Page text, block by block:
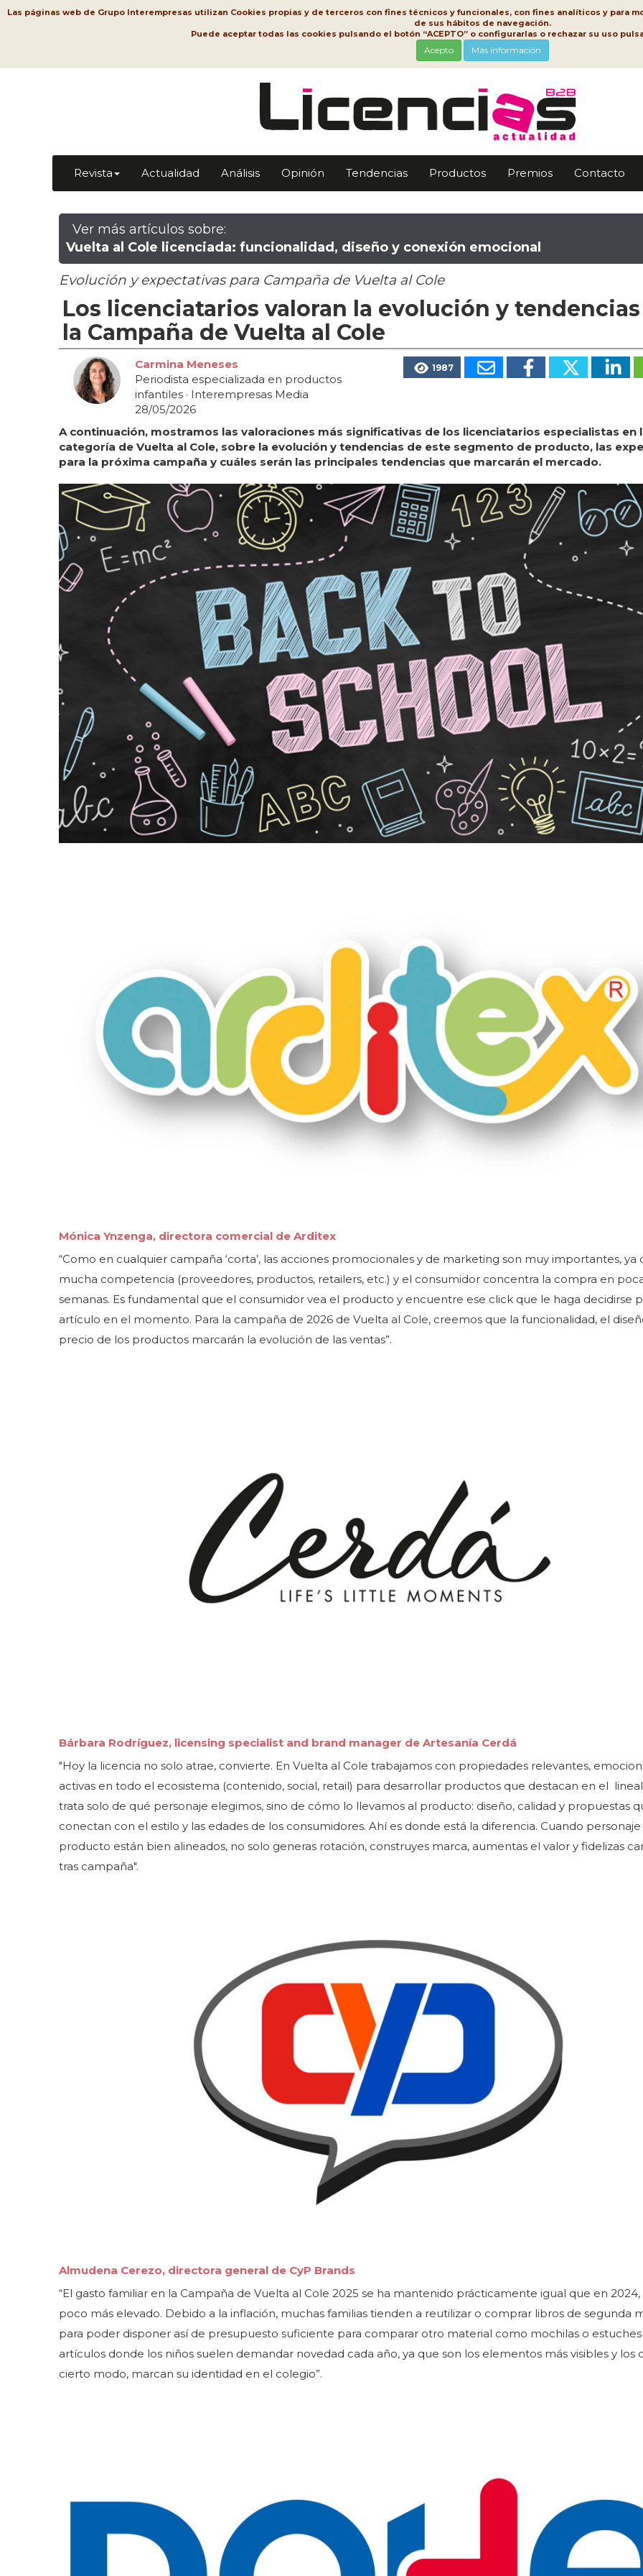
Las páginas web de Grupo Interempresas utilizan Cookies propias y de terceros con fines técnicos y funcionales, con fines analíticos y para
de sus hábitos de navegación.
Puede aceptar todas las cookies pulsando el botón “ACEPTO” o configurarlas o rechazar su uso
Acepto Más información
Revista Actualidad Análisis Opinión Tendencias Productos Premios Contacto
Ver más artículos sobre:
Vuelta al Cole licenciada: funcionalidad, diseño y conexión emocional
Evolución y expectativas para Campaña de Vuelta al Cole
Los licenciatarios valoran la evolución y
la Campaña de Vuelta al Cole
Carmina Meneses
Periodista especializada en productos
infantiles · Interempresas Media
28/05/2026
1987
A continuación, mostramos las valoraciones más significativas de los licenciatarios especialistas en
categoría de Vuelta al Cole, sobre la evolución y tendencias de este segmento de producto, las
para la próxima campaña y cuáles serán las principales tendencias que marcarán el mercado.
Mónica Ynzenga, directora comercial de Arditex
“Como en cualquier campaña ‘corta’, las acciones promocionales y de marketing son muy importantes, ya
mucha competencia (proveedores, productos, retailers, etc.) y el consumidor concentra la compra en
semanas. Es fundamental que el consumidor vea el producto y encuentre ese click que le haga decidirse
artículo en el momento. Para la campaña de 2026 de Vuelta al Cole, creemos que la funcionalidad, el
precio de los productos marcarán la evolución de las ventas”.
Bárbara Rodríguez, licensing specialist and brand manager de Artesanía Cerdá
"Hoy la licencia no solo atrae, convierte. En Vuelta al Cole trabajamos con propiedades relevantes,
activas en todo el ecosistema (contenido, social, retail) para desarrollar productos que destacan en el
trata solo de qué personaje elegimos, sino de cómo lo llevamos al producto: diseño, calidad y propuestas
conectan con el estilo y las edades de los consumidores. Ahí es donde está la diferencia. Cuando personaje
producto están bien alineados, no solo generas rotación, construyes marca, aumentas el valor y fidelizas
tras campaña".
Almudena Cerezo, directora general de CyP Brands
“El gasto familiar en la Campaña de Vuelta al Cole 2025 se ha mantenido prácticamente igual que en 2024,
poco más elevado. Debido a la inflación, muchas familias tienden a reutilizar o comprar libros de segunda
para poder disponer así de presupuesto suficiente para comparar otro material como mochilas o estuches
artículos donde los niños suelen demandar novedad cada año, ya que son los elementos más visibles y los
cierto modo, marcan su identidad en el colegio”.